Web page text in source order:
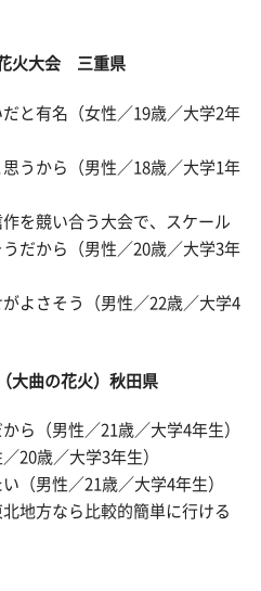
火大会 三重県
と有名（女性／19歳／大学2年
うから（男性／18歳／大学1年
を競い合う大会で、スケール
だから（男性／20歳／大学3年
よさそう（男性／22歳／大学4
曲の花火）秋田県
ら（男性／21歳／大学4年生）
20歳／大学3年生）
（男性／21歳／大学4年生）
地方なら比較的簡単に行ける